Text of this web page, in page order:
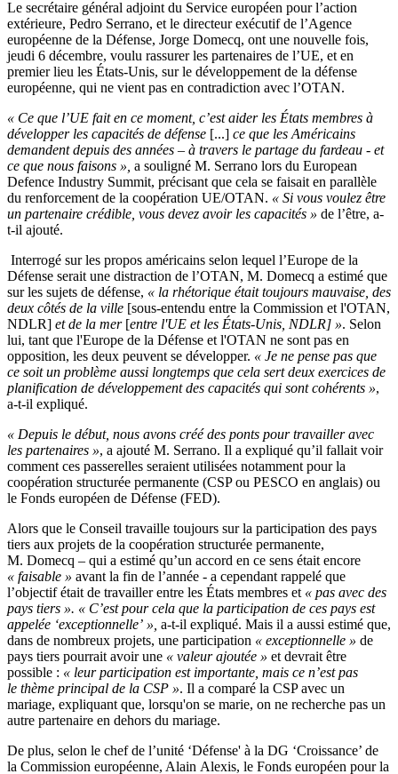
Le secrétaire général adjoint du Service européen pour l’action
extérieure, Pedro Serrano, et le directeur exécutif de l’Agence
européenne de la Défense, Jorge Domecq, ont une nouvelle fois,
jeudi 6 décembre, voulu rassurer les partenaires de l’UE, et en
premier lieu les États-Unis, sur le développement de la défense
européenne, qui ne vient pas en contradiction avec l’OTAN.
« Ce que l’UE fait en ce moment, c’est aider les États membres à
développer les capacités de défense [...] ce que les Américains
demandent depuis des années – à travers le partage du fardeau - et
ce que nous faisons », a souligné M. Serrano lors du European
Defence Industry Summit, précisant que cela se faisait en parallèle
du renforcement de la coopération UE/OTAN. « Si vous voulez être
un partenaire crédible, vous devez avoir les capacités » de l’être, a-
t-il ajouté.
Interrogé sur les propos américains selon lequel l’Europe de la
Défense serait une distraction de l’OTAN, M. Domecq a estimé que
sur les sujets de défense, « la rhétorique était toujours mauvaise, des
deux côtés de la ville [sous-entendu entre la Commission et l'OTAN,
NDLR] et de la mer [entre l'UE et les États-Unis, NDLR] ». Selon
lui, tant que l'Europe de la Défense et l'OTAN ne sont pas en
opposition, les deux peuvent se développer. « Je ne pense pas que
ce soit un problème aussi longtemps que cela sert deux exercices de
planification de développement des capacités qui sont cohérents »,
a-t-il expliqué.
« Depuis le début, nous avons créé des ponts pour travailler avec
les partenaires », a ajouté M. Serrano. Il a expliqué qu’il fallait voir
comment ces passerelles seraient utilisées notamment pour la
coopération structurée permanente (CSP ou PESCO en anglais) ou
le Fonds européen de Défense (FED).
Alors que le Conseil travaille toujours sur la participation des pays
tiers aux projets de la coopération structurée permanente,
M. Domecq – qui a estimé qu’un accord en ce sens était encore
« faisable » avant la fin de l’année - a cependant rappelé que
l’objectif était de travailler entre les États membres et « pas avec des
pays tiers ». « C’est pour cela que la participation de ces pays est
appelée ‘exceptionnelle’ », a-t-il expliqué. Mais il a aussi estimé que,
dans de nombreux projets, une participation « exceptionnelle » de
pays tiers pourrait avoir une « valeur ajoutée » et devrait être
possible : « leur participation est importante, mais ce n’est pas
le thème principal de la CSP ». Il a comparé la CSP avec un
mariage, expliquant que, lorsqu'on se marie, on ne recherche pas un
autre partenaire en dehors du mariage.
De plus, selon le chef de l’unité ‘Défense' à la DG ‘Croissance’ de
la Commission européenne, Alain Alexis, le Fonds européen pour la